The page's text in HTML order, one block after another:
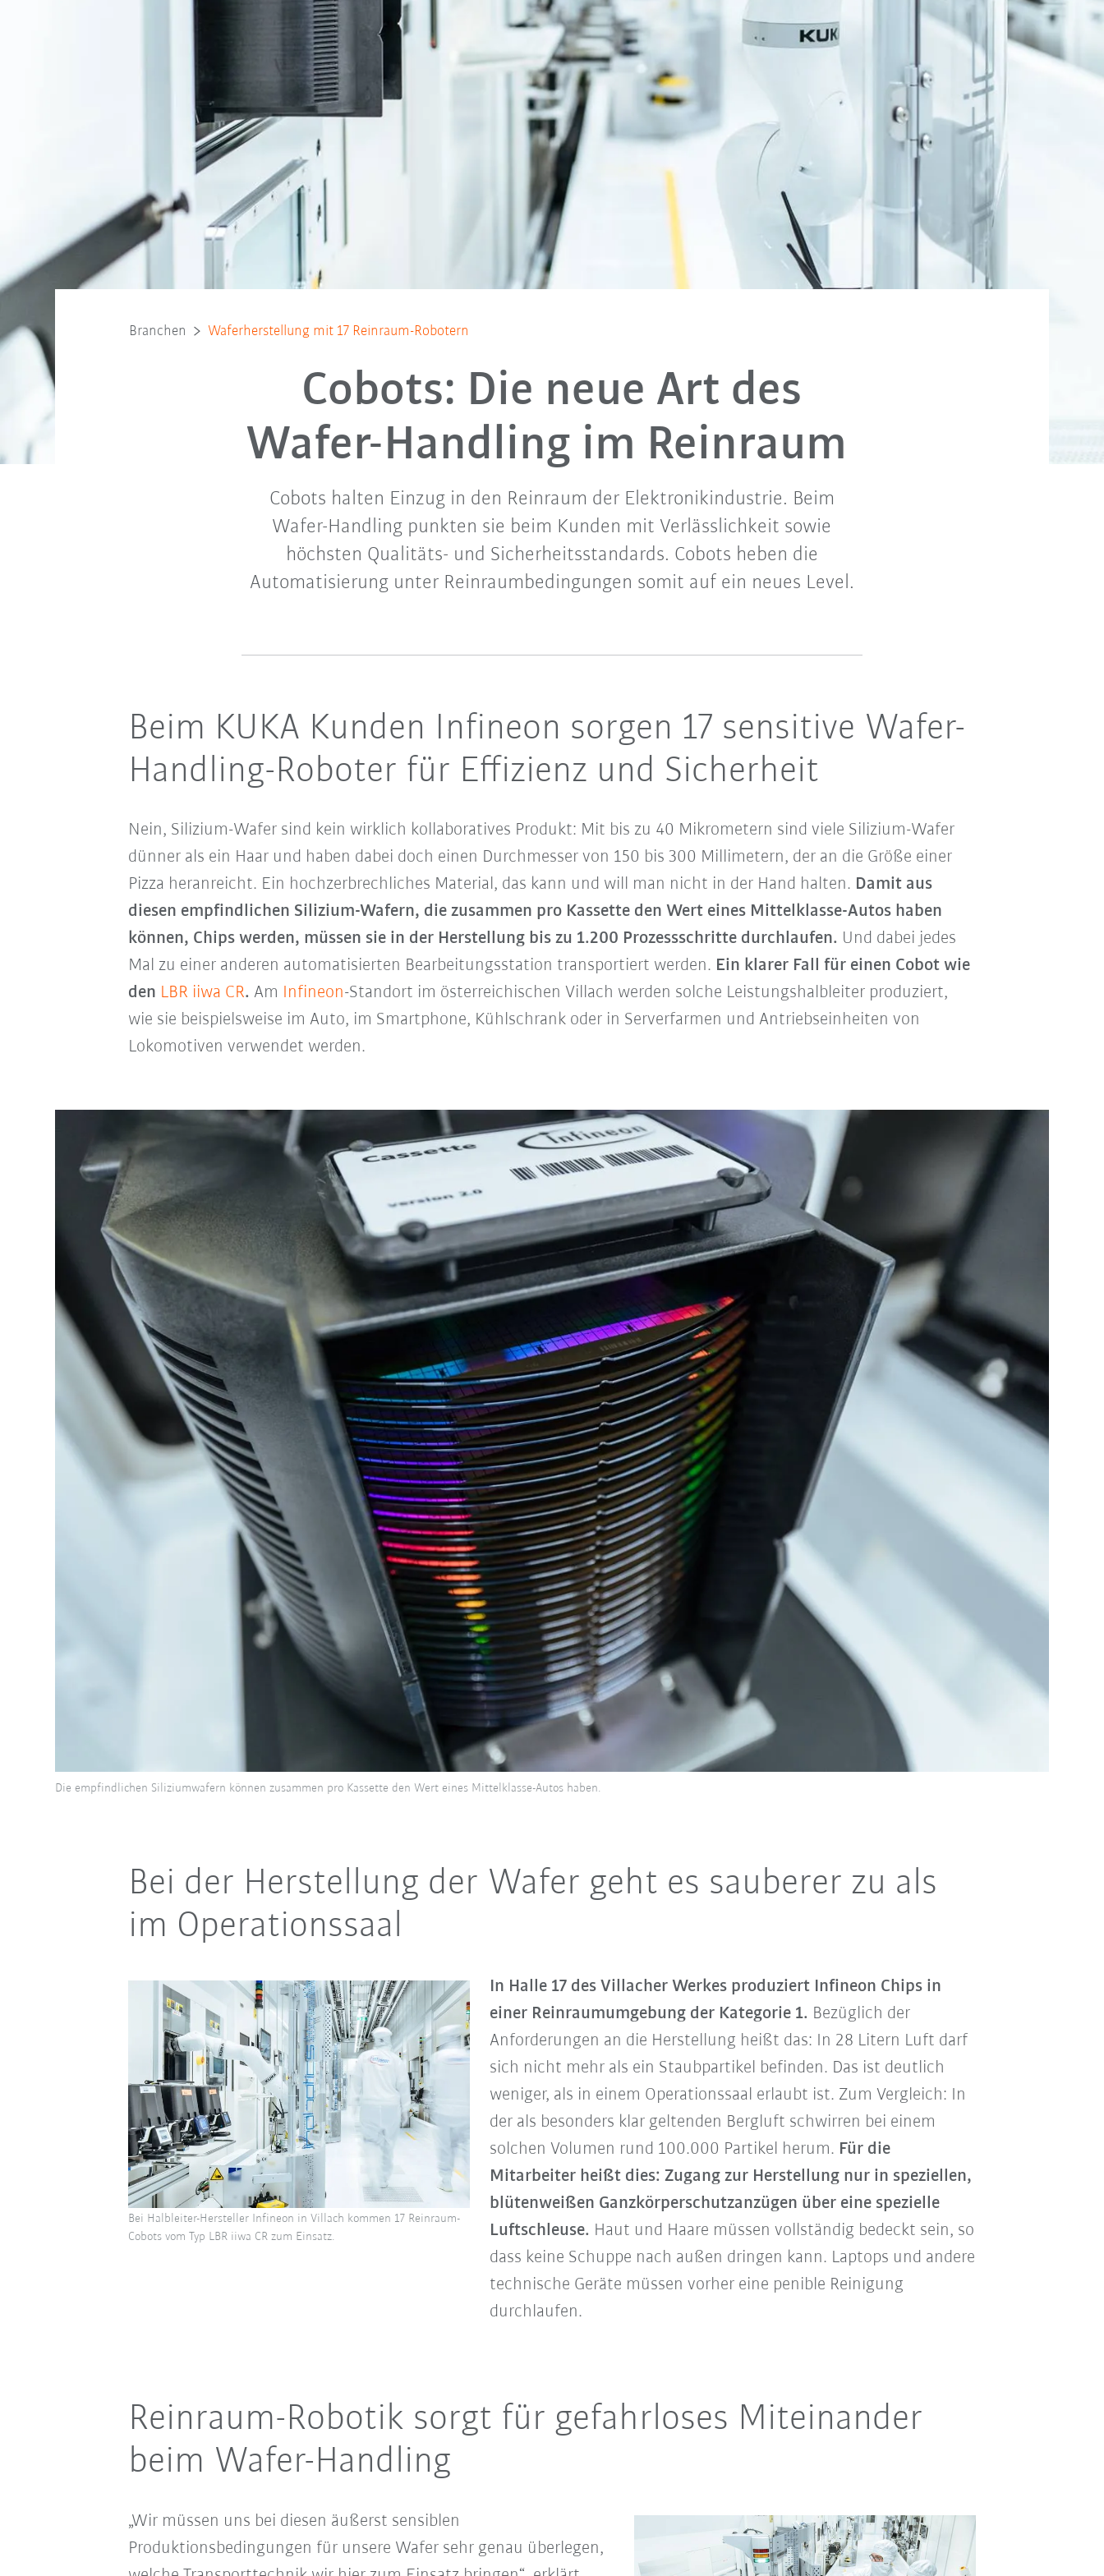
Branchen Waferherstellung mit 17 Reinraum-Robotern
Cobots: Die neue Art des
Wafer-Handling im Reinraum
Cobots halten Einzug in den Reinraum der Elektronikindustrie. Beim
Wafer-Handling punkten sie beim Kunden mit Verlässlichkeit sowie
höchsten Qualitäts- und Sicherheitsstandards. Cobots heben die
Automatisierung unter Reinraumbedingungen somit auf ein neues Level.
Beim KUKA Kunden Infineon sorgen 17 sensitive Wafer-
Handling-Roboter für Effizienz und Sicherheit
Nein, Silizium-Wafer sind kein wirklich kollaboratives Produkt: Mit bis zu 40 Mikrometern sind viele Silizium-Wafer
dünner als ein Haar und haben dabei doch einen Durchmesser von 150 bis 300 Millimetern, der an die Größe einer
Pizza heranreicht. Ein hochzerbrechliches Material, das kann und will man nicht in der Hand halten. Damit aus
diesen empfindlichen Silizium-Wafern, die zusammen pro Kassette den Wert eines Mittelklasse-Autos haben
können, Chips werden, müssen sie in der Herstellung bis zu 1.200 Prozessschritte durchlaufen. Und dabei jedes
Mal zu einer anderen automatisierten Bearbeitungsstation transportiert werden. Ein klarer Fall für einen Cobot wie
den LBR iiwa CR. Am Infineon-Standort im österreichischen Villach werden solche Leistungshalbleiter produziert,
wie sie beispielsweise im Auto, im Smartphone, Kühlschrank oder in Serverfarmen und Antriebseinheiten von
Lokomotiven verwendet werden.
Die empfindlichen Siliziumwafern können zusammen pro Kassette den Wert eines Mittelklasse-Autos haben.
Bei der Herstellung der Wafer geht es sauberer zu als
im Operationssaal
In Halle 17 des Villacher Werkes produziert Infineon Chips in
einer Reinraumumgebung der Kategorie 1. Bezüglich der
Anforderungen an die Herstellung heißt das: In 28 Litern Luft darf
sich nicht mehr als ein Staubpartikel befinden. Das ist deutlich
weniger, als in einem Operationssaal erlaubt ist. Zum Vergleich: In
der als besonders klar geltenden Bergluft schwirren bei einem
solchen Volumen rund 100.000 Partikel herum. Für die
Mitarbeiter heißt dies: Zugang zur Herstellung nur in speziellen,
blütenweißen Ganzkörperschutzanzügen über eine spezielle
Luftschleuse. Haut und Haare müssen vollständig bedeckt sein, so
dass keine Schuppe nach außen dringen kann. Laptops und andere
technische Geräte müssen vorher eine penible Reinigung
durchlaufen.
Bei Halbleiter-Hersteller Infineon in Villach kommen 17 Reinraum-
Cobots vom Typ LBR iiwa CR zum Einsatz.
Reinraum-Robotik sorgt für gefahrloses Miteinander
beim Wafer-Handling
„Wir müssen uns bei diesen äußerst sensiblen
Produktionsbedingungen für unsere Wafer sehr genau überlegen,